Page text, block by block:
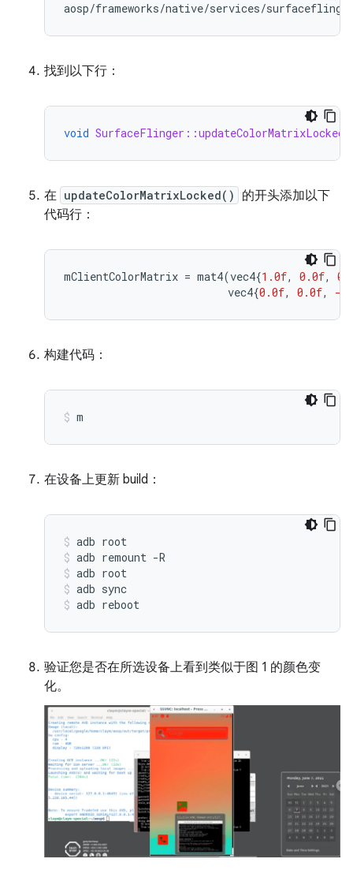
找到以下行：
void SurfaceFlinger::updateColorMatrixLocked
在 updateColorMatrixLocked()
的开头添加以下
代码行：
mClientColorMatrix = mat4(vec4{1.0f, 0.0f,
vec4{0.0f, 0.0f, -
构建代码：
m
在设备上更新 build：
adb root
adb remount -R
adb root
adb sync
adb reboot
验证您是否在所选设备上看到类似于图 1 的颜色变
化。